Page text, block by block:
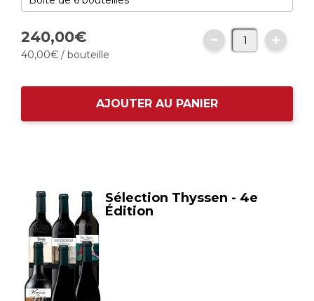
240,00€
40,00€ / bouteille
AJOUTER AU PANIER
Sélection Thyssen - 4e
Édition